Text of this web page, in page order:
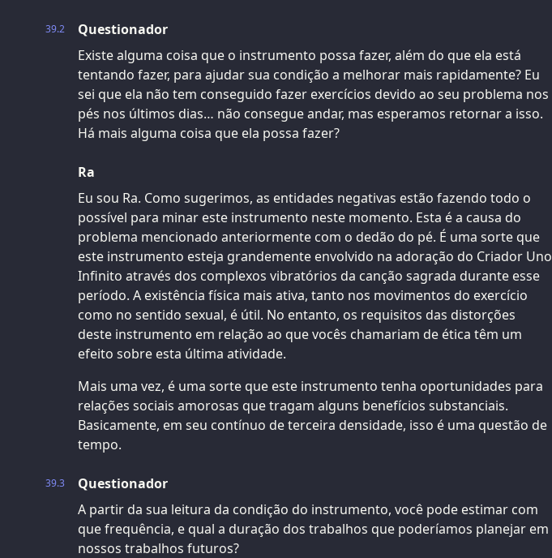
39.2
Questionador
Existe alguma coisa que o instrumento possa fazer, além do que ela está
tentando fazer, para ajudar sua condição a melhorar mais rapidamente? Eu
sei que ela não tem conseguido fazer exercícios devido ao seu problema nos
pés nos últimos dias… não consegue andar, mas esperamos retornar a isso.
Há mais alguma coisa que ela possa fazer?
Ra
Eu sou Ra. Como sugerimos, as entidades negativas estão fazendo todo o
possível para minar este instrumento neste momento. Esta é a causa do
problema mencionado anteriormente com o dedão do pé. É uma sorte que
este instrumento esteja grandemente envolvido na adoração do Criador Uno
Infinito através dos complexos vibratórios da canção sagrada durante esse
período. A existência física mais ativa, tanto nos movimentos do exercício
como no sentido sexual, é útil. No entanto, os requisitos das distorções
deste instrumento em relação ao que vocês chamariam de ética têm um
efeito sobre esta última atividade.
Mais uma vez, é uma sorte que este instrumento tenha oportunidades para
relações sociais amorosas que tragam alguns benefícios substanciais.
Basicamente, em seu contínuo de terceira densidade, isso é uma questão de
tempo.
39.3
Questionador
A partir da sua leitura da condição do instrumento, você pode estimar com
que frequência, e qual a duração dos trabalhos que poderíamos planejar em
nossos trabalhos futuros?